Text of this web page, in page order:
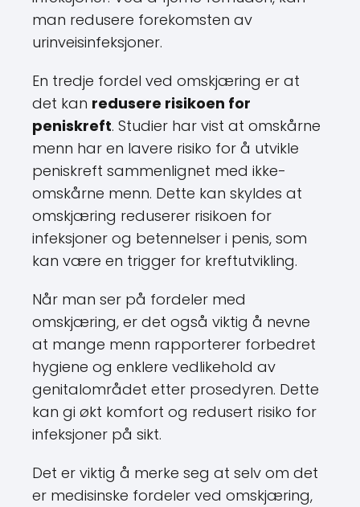
man redusere forekomsten av
urinveisinfeksjoner.
En tredje fordel ved omskjæring er at
det kan redusere risikoen for
peniskreft. Studier har vist at omskårne
menn har en lavere risiko for å utvikle
peniskreft sammenlignet med ikke-
omskårne menn. Dette kan skyldes at
omskjæring reduserer risikoen for
infeksjoner og betennelser i penis, som
kan være en trigger for kreftutvikling.
Når man ser på fordeler med
omskjæring, er det også viktig å nevne
at mange menn rapporterer forbedret
hygiene og enklere vedlikehold av
genitalområdet etter prosedyren. Dette
kan gi økt komfort og redusert risiko for
infeksjoner på sikt.
Det er viktig å merke seg at selv om det
er medisinske fordeler ved omskjæring,